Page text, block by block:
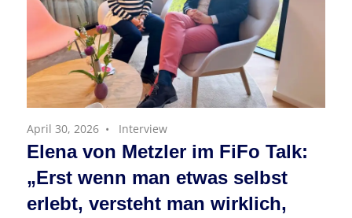
April 30, 2026 Interview
Elena von Metzler im FiFo Talk:
„Erst wenn man etwas selbst
erlebt, versteht man wirklich,